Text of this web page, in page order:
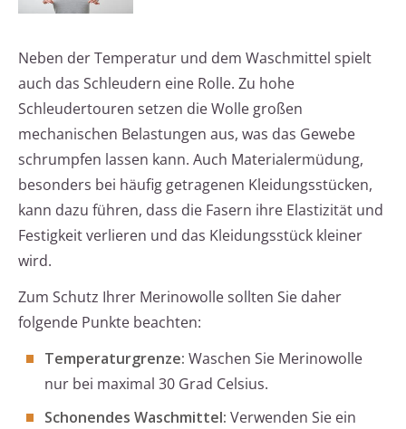
Neben der Temperatur und dem Waschmittel spielt
auch das Schleudern eine Rolle. Zu hohe
Schleudertouren setzen die Wolle großen
mechanischen Belastungen aus, was das Gewebe
schrumpfen lassen kann. Auch Materialermüdung,
besonders bei häufig getragenen Kleidungsstücken,
kann dazu führen, dass die Fasern ihre Elastizität und
Festigkeit verlieren und das Kleidungsstück kleiner
wird.
Zum Schutz Ihrer Merinowolle sollten Sie daher
folgende Punkte beachten:
Temperaturgrenze: Waschen Sie Merinowolle
nur bei maximal 30 Grad Celsius.
Schonendes Waschmittel: Verwenden Sie ein